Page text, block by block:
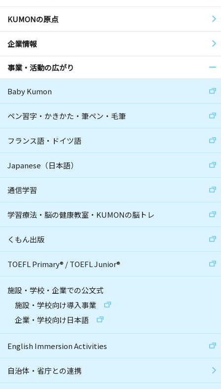
KUMONの原点
企業情報
事業・活動の広がり
Baby Kumon
ペン習字・かきかた・筆ペン・毛筆
フランス語・ドイツ語
Japanese（日本語）
通信学習
学習療法・脳の健康教室・KUMONの脳トレ
くもん出版
TOEFL Primary® /TOEFL Junior®
施設・学校・企業での公文式
施設・学校向け導入事業
企業・学校向け日本語
English Immersion Activities
自治体・省庁との連携